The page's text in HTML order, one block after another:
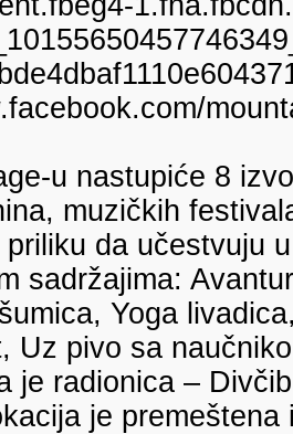
u nastupiće 8
muzičkih
da učestvuju u
sadržajima:
Yoga
Uz pivo sa
je radionica –
je